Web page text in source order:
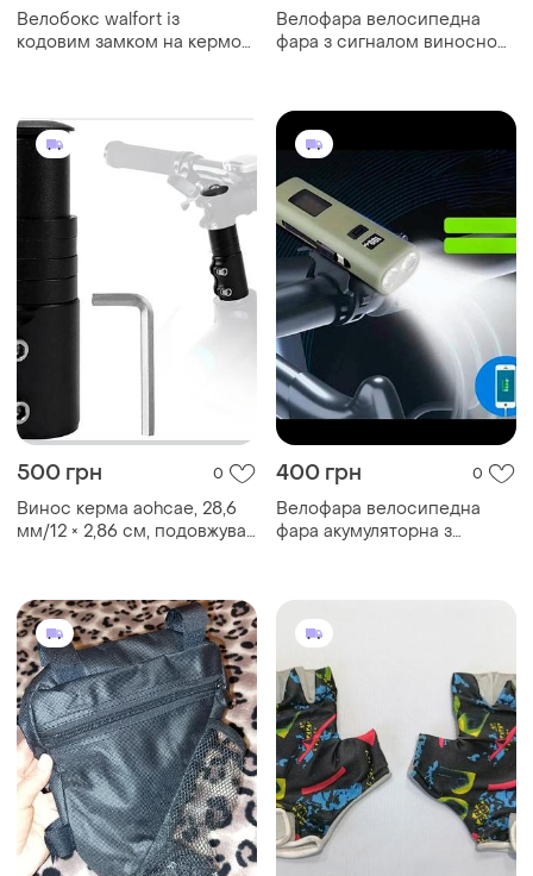
Велобокс walfort із
кодовим замком на кермо
Велофара велосипедна
фара з сигналом виносною
500 грн 0
Винос керма aohcae, 28,6
мм/12 × 2,86 см, подовжувач
шосейних, міських та
електровелосипедів
400 грн 0
Велофара велосипедна
фара акумуляторна з